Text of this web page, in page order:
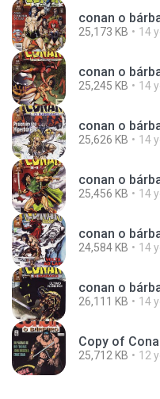
conan o
25,173 KB 14
conan o
25,245 KB 14
conan o
25,626 KB 14
conan o
25,456 KB 14
conan o
24,584 KB 14
conan o
26,111 KB 14
25,712 KB 12